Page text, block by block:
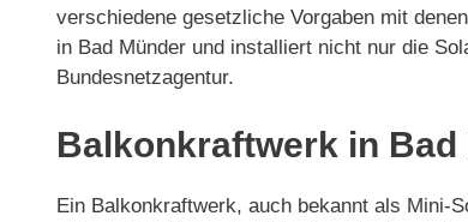
verschiedene gesetzliche Vorgaben mit
in Bad Münder und installiert nicht nur die
Bundesnetzagentur.
Balkonkraftwerk in Bad
Ein Balkonkraftwerk, auch bekannt als Mini-